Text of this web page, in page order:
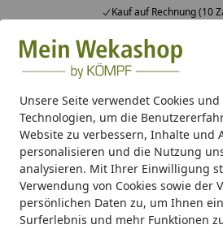
Unsere Seite verwendet Cookies
Technologien, um die
Website zu verbessern, Inhalte und
personalisieren und die Nutzung
analysieren. Mit Ihrer Einwilligung
Verwendung von Cookies sowie der
persönlichen Daten zu, um Ihnen
Surferlebnis und mehr Funktionen
Alle Produkte
Mein Konto
Suchen
Startseite
Gartenhaus Holz Gartenhaus
Anbauten & Sonstiges
Ihre Artikelübersicht